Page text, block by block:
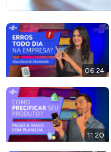
06:24
11:20